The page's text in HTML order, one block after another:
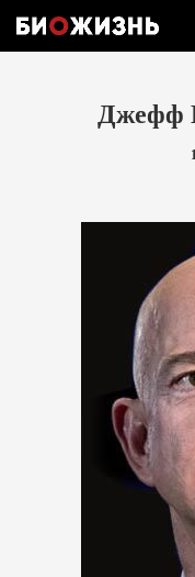
Джефф